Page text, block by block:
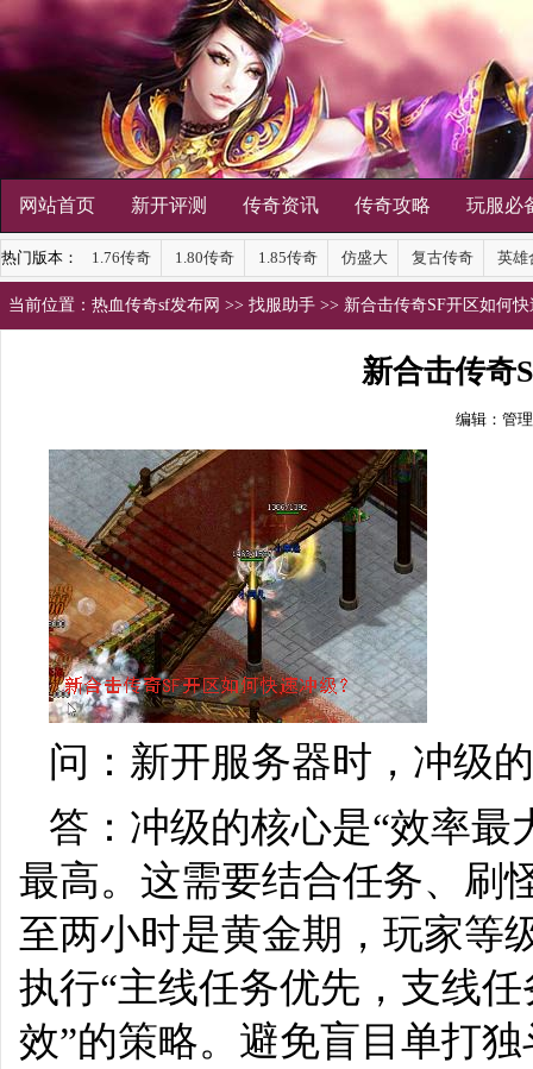
网站首页 新开评测 传奇资讯 传奇攻略 玩服必
热门版本： 1.76传奇 1.80传奇 1.85传奇 仿盛大 复古传奇 英雄
当前位置： 热血传奇sf发布网 >> 找服助手 >> 新合击传奇SF开区如何
新合击传奇
编辑：管
问：新开服务器时，冲级
答：冲级的核心是“效率最
最高。这需要结合任务、刷
至两小时是黄金期，玩家等
执行“主线任务优先，支线
效”的策略。避免盲目单打